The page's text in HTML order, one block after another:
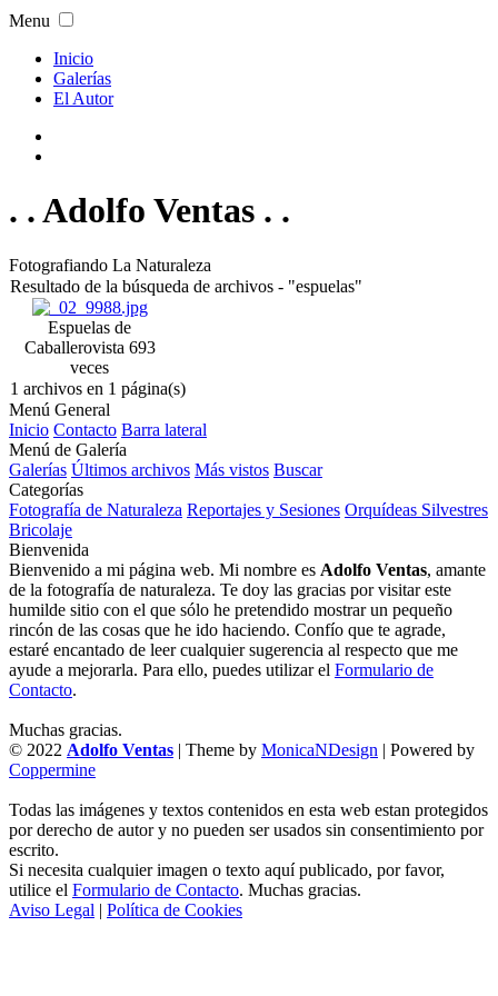
Menu
Inicio
Galerías
El Autor
. . Adolfo Ventas . .
Fotografiando La Naturaleza
Resultado de la búsqueda de archivos - "espuelas"
Espuelas de
Caballerovista 693
veces
1 archivos en 1 página(s)
Menú General
Inicio Contacto Barra lateral
Menú de Galería
Galerías Últimos archivos Más vistos Buscar
Categorías
Fotografía de Naturaleza Reportajes y Sesiones Orquídeas Silvestres
Bricolaje
Bienvenida
Bienvenido a mi página web. Mi nombre es Adolfo Ventas, amante
de la fotografía de naturaleza. Te doy las gracias por visitar este
humilde sitio con el que sólo he pretendido mostrar un pequeño
rincón de las cosas que he ido haciendo. Confío que te agrade,
estaré encantado de leer cualquier sugerencia al respecto que me
ayude a mejorarla. Para ello, puedes utilizar el Formulario de
Contacto.
Muchas gracias.
© 2022 Adolfo Ventas | Theme by MonicaNDesign | Powered by
Coppermine
Todas las imágenes y textos contenidos en esta web estan protegidos
por derecho de autor y no pueden ser usados sin consentimiento por
escrito.
Si necesita cualquier imagen o texto aquí publicado, por favor,
utilice el Formulario de Contacto. Muchas gracias.
Aviso Legal | Política de Cookies